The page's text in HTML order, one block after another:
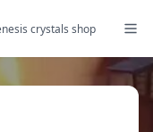
crystals shop